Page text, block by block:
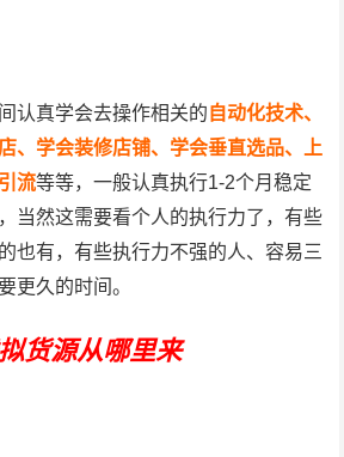
认真学会去操作相关的 自动化技术、
、学会装修店铺、学会垂直选品、上
流等等，一般认真执行1-2个月稳定
当然这需要看个人的执行力了，有些
也有，有些执行力不强的人、容易三
更久的时间。
货源从哪里来